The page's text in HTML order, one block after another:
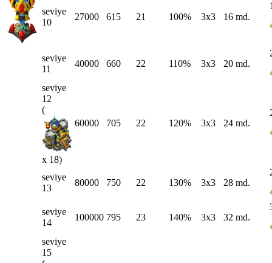
seviye
10
27000 615 21 100% 3x3 16 md.
seviye
11
40000 660 22 110% 3x3 20 md.
seviye
12
(
x 18)
60000 705 22 120% 3x3 24 md.
seviye
13
80000 750 22 130% 3x3 28 md.
seviye
14
100000 795 23 140% 3x3 32 md.
seviye
15